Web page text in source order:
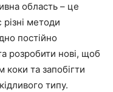
область – це
різні методи
постійно
розробити нові, щоб
та запобігти
типу.